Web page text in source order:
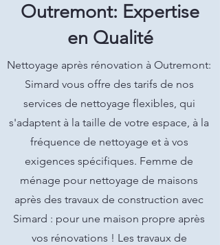
Outremont: Expertise
en Qualité
Nettoyage après rénovation à Outremont:
Simard vous offre des tarifs de nos
services de nettoyage flexibles, qui
s'adaptent à la taille de votre espace, à la
fréquence de nettoyage et à vos
exigences spécifiques. Femme de
ménage pour nettoyage de maisons
après des travaux de construction avec
Simard : pour une maison propre après
vos rénovations ! Les travaux de